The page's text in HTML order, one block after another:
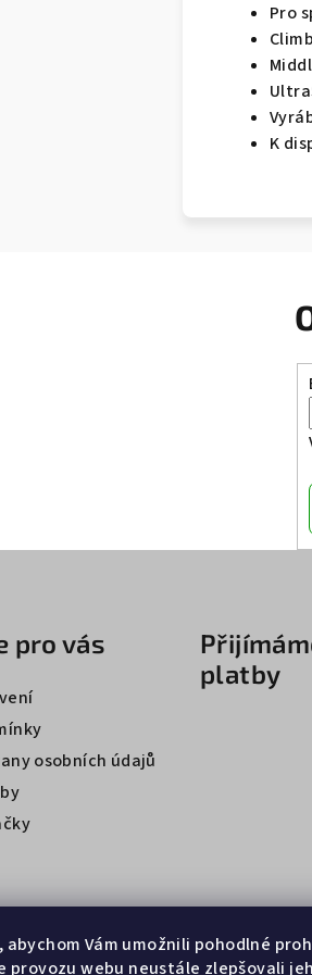
abychom Vám umožnili pohodlné
provozu webu neustále zlepšovali
Pro
K
pro vás
osobních údajů
platby